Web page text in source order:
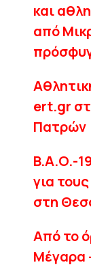
και
από
ert.gr
Πατρών
B.A.O.-
για
στη
Από το
Μέγαρα